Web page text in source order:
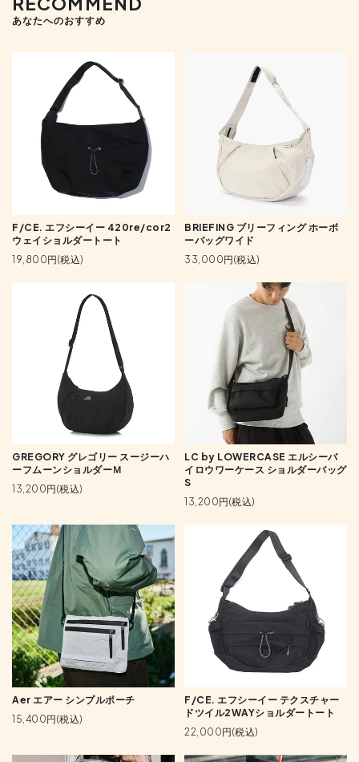
あなたへのおすすめ
F/CE. エフシーイー 420re/cor2
ウェイショルダートート
19,800円(税込)
BRIEFING ブリーフィング ホーボ
ーバッグワイド
33,000円(税込)
GREGORY グレゴリー スージーハ
ーフムーンショルダーＭ
13,200円(税込)
LC by LOWERCASE エルシーバ
イロウワーケース ショルダーバッグ
S
13,200円(税込)
Aer エアー シンプルポーチ
15,400円(税込)
F/CE. エフシーイー テクスチャー
ドツイル2WAYショルダートート
22,000円(税込)